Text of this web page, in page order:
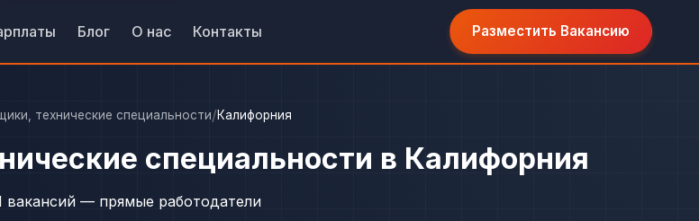
Блог О нас Контакты Разместить Вакансию
технические специальности/Калифорния
специальности в Калифорния
вакансий — прямые работодатели